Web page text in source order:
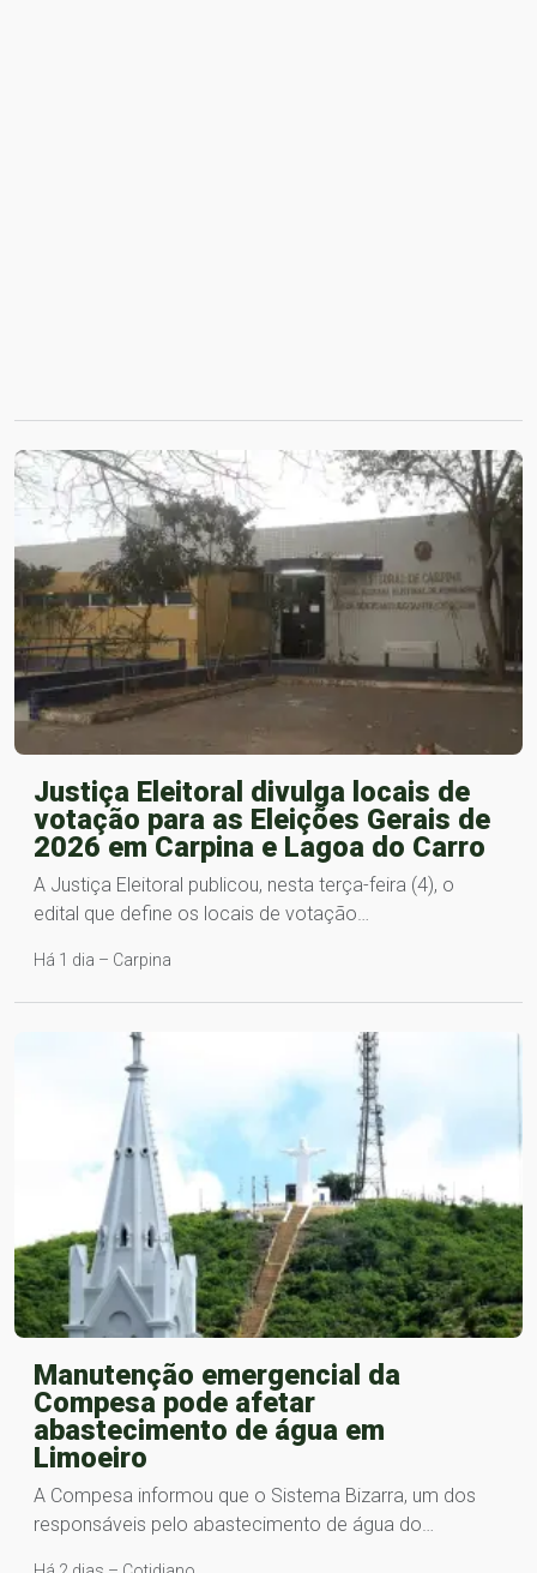
Justiça Eleitoral divulga locais de
votação para as Eleições Gerais de
2026 em Carpina e Lagoa do Carro
A Justiça Eleitoral publicou, nesta terça-feira (4), o
edital que define os locais de votação…
Há 1 dia – Carpina
Manutenção emergencial da
Compesa pode afetar
abastecimento de água em
Limoeiro
A Compesa informou que o Sistema Bizarra, um dos
responsáveis pelo abastecimento de água do…